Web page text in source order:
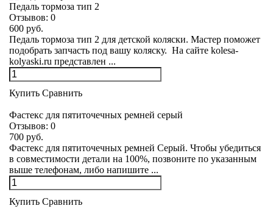
Педаль тормоза тип 2
Отзывов: 0
600 руб.
Педаль тормоза тип 2 для детской коляски. Мастер поможет
подобрать запчасть под вашу коляску. На сайте kolesa-
kolyaski.ru представлен ...
Купить Сравнить
Фастекс для пятиточечных ремней серый
Отзывов: 0
700 руб.
Фастекс для пятиточечных ремней Серый. Чтобы убедиться
в совместимости детали на 100%, позвоните по указанным
выше телефонам, либо напишите ...
Купить Сравнить